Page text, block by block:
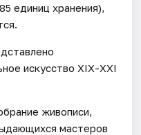
единиц хранения),
искусство ХIХ-ХХI
живописи,
мастеров